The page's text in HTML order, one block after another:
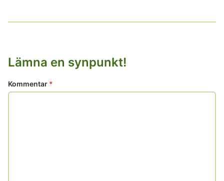
Lämna en synpunkt!
Kommentar *